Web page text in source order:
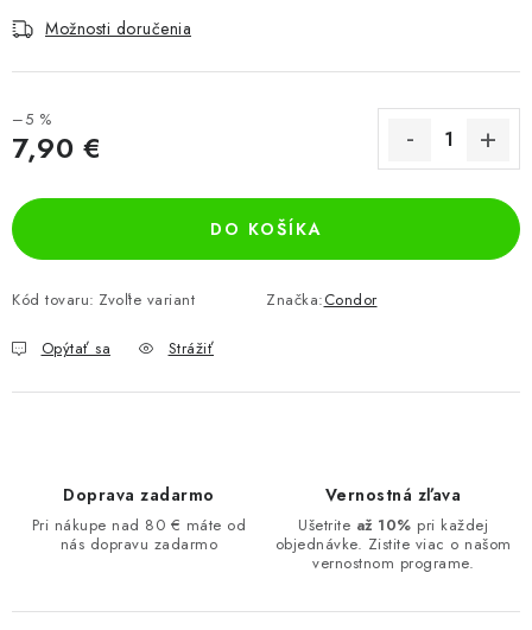
Možnosti doručenia
–5 %
7,90 €
DO KOŠÍKA
Kód tovaru: Zvoľte variant Značka:Condor
Opýtať sa Strážiť
Doprava zadarmo
Pri nákupe nad 80 € máte od
nás dopravu zadarmo
Vernostná zľava
Ušetrite až 10% pri každej
objednávke. Zistite viac o našom
vernostnom programe.